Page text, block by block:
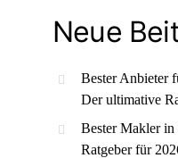
Neue
Bester Anbieter
Der ultimative
Bester Makler
Ratgeber für